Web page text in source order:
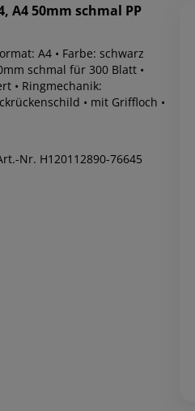
A4 50mm schmal PP
A4 • Farbe: schwarz
schmal für 300 Blatt •
• Ringmechanik:
• mit Griffloch •
Nr. H120112890-76645